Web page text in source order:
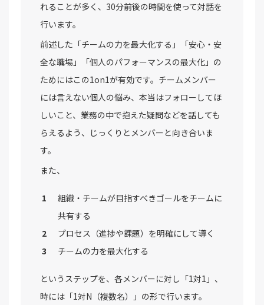
れることが多く、30分前後の時間を使って対話を
行います。
前述した「チームの力を最大化する」「安心・安
全な職場」「個人のパフォーマンスの最大化」の
ためにはこの1on1が有効です。チームメンバー
には言えない個人の悩み、本当はフォローしてほ
しいこと、業務の中で抱えた疑問などを話しても
らえるよう、じっくりとメンバーと向き合いま
す。
また、
組織・チームが目指すべきゴールをチームに
共有する
プロセス（進捗や課題）を明確にして導く
チームの力を最大化する
というステップを、各メンバーに対し「1対1」、
時には「1対N（複数名）」の形で行います。